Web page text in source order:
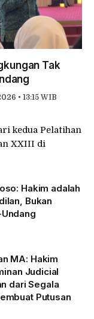
Tak
• 13:15 WIB
kedua Pelatihan
XXIII di
Hakim adalah
Bukan
MA: Hakim
Judicial
dari Segala
Putusan